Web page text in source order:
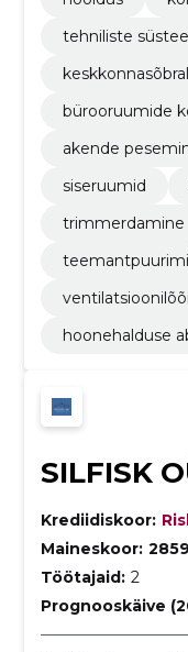
tehniliste
bürooruumide
akende
siseruumid
trimmerdamine
hoonehalduse
SILFISK
Krediidiskoor:
Maineskoor: 2859
Töötajaid: 2
Prognooskäive